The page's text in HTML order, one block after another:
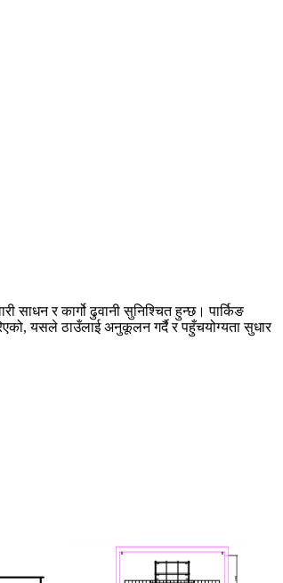
र कार्गो ढुवानी सुनिश्चित हुन्छ। पार्किङ
यसले ठाउँलाई अनुकूलन गर्दै र पहुँचयोग्यता सुधार